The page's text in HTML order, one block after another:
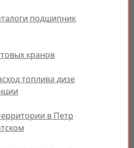
подшипник
кранов
топлива дизе
в Петр